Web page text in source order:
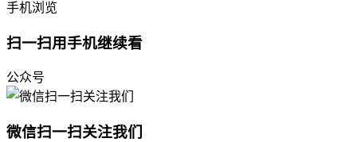
手机浏览
扫一扫用手机继续看
公众号
微信扫一扫关注我们